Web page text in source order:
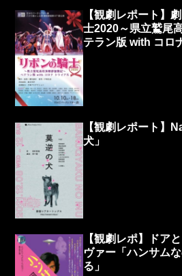
【観劇レポート】
士2020～県立鷲尾
テラン版 with コロ
【観劇レポート】
犬」
【観劇レポ】ドア
ヴァー「ハンサム
る」